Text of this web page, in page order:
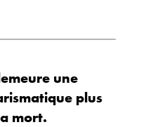
une
plus
mort.